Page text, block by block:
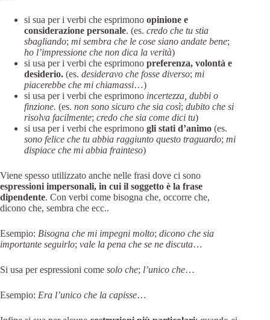
si sua per i verbi che esprimono opinione e
considerazione personale. (es. credo che tu stia
sbagliando; mi sembra che le cose siano andate bene;
ho l’impressione che non dica la verità)
si usa per i verbi che esprimono preferenza, volontà e
desiderio. (es. desideravo che fosse diverso; mi
piacerebbe che mi chiamassi…)
si usa per i verbi che esprimono incertezza, dubbi o
finzione. (es. non sono sicuro che sia così; dubito che si
risolva facilmente; credo che sia come dici tu)
si usa per i verbi che esprimono gli stati d’animo (es.
sono felice che tu abbia raggiunto questo traguardo; mi
dispiace che mi abbia frainteso)
Viene spesso utilizzato anche nelle frasi dove ci sono
espressioni impersonali, in cui il soggetto è la frase
dipendente. Con verbi come bisogna che, occorre che,
dicono che, sembra che ecc..
Esempio: Bisogna che mi impegni molto; dicono che sia
importante seguirlo; vale la pena che se ne discuta…
Si usa per espressioni come solo che; l’unico che…
Esempio: Era l’unico che la capisse…